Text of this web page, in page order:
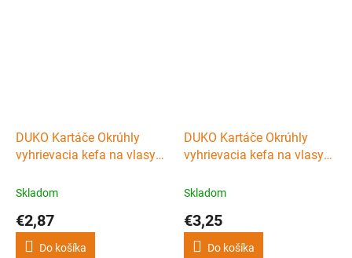
DUKO Kartáče Okrúhly
vyhrievacia kefa na vlasy
Skladom
€2,87
Do košíka
DUKO Kartáče Okrúhly
vyhrievacia kefa na vlasy
Skladom
€3,25
Do košíka